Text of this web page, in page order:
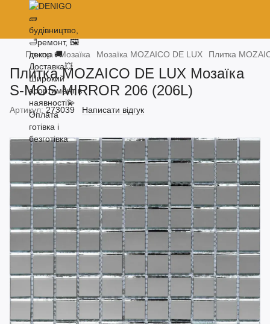
Плитка Мозаїка Мозаїка MOZAICO DE LUX Плитка
Плитка MOZAICO DE LUX Мозаїка
S-MOS MIRROR 206 (206L)
Артикул: 273039 Написати відгук